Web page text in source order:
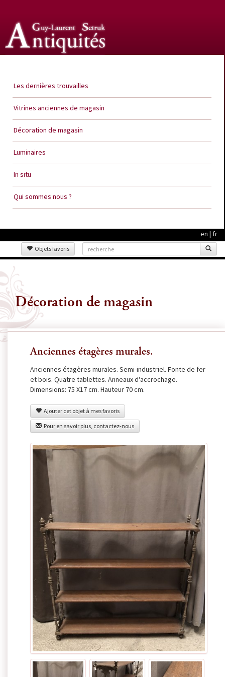
Les dernières trouvailles
Vitrines anciennes de magasin
Décoration de magasin
Luminaires
In situ
Qui sommes nous ?
en | fr
Objets favoris
Décoration de magasin
Anciennes étagères murales.
Anciennes étagères murales. Semi-industriel. Fonte de fer
et bois. Quatre tablettes. Anneaux d'accrochage.
Dimensions: 75 X17 cm. Hauteur 70 cm.
Ajouter cet objet à mes favoris
Pour en savoir plus, contactez-nous